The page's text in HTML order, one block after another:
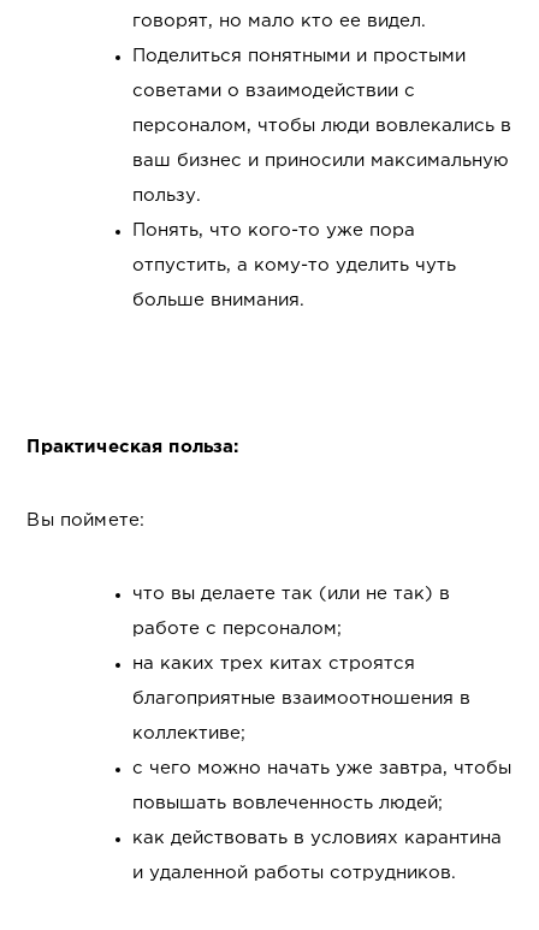
говорят, но мало кто ее видел.
Поделиться понятными и простыми
советами о взаимодействии с
персоналом, чтобы люди вовлекались в
ваш бизнес и приносили максимальную
пользу.
Понять, что кого-то уже пора
отпустить, а кому-то уделить чуть
больше внимания.
Практическая польза:
Вы поймете:
что вы делаете так (или не так) в
работе с персоналом;
на каких трех китах строятся
благоприятные взаимоотношения в
коллективе;
с чего можно начать уже завтра, чтобы
повышать вовлеченность людей;
как действовать в условиях карантина
и удаленной работы сотрудников.